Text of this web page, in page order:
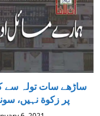
ساڑھے سات تولہ
پر زکوة نہیں،